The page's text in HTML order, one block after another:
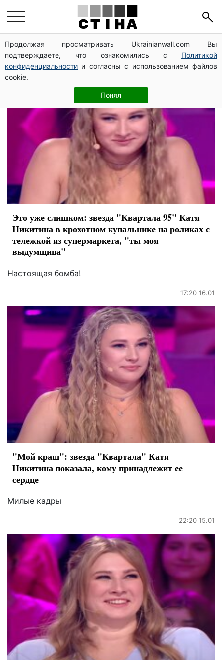
Продолжая просматривать Ukrainianwall.com Вы
подтверждаете, что ознакомились с Политикой
конфиденциальности и согласны с использованием файлов
cookie.
Понял
Катя Никитина
Это уже слишком: звезда "Квартала 95" Катя
Никитина в крохотном купальнике на роликах с
тележкой из супермаркета, "ты моя
выдумщица"
Настоящая бомба!
17:20 16.01
"Мой краш": звезда "Квартала" Катя
Никитина показала, кому принадлежит ее
сердце
Милые кадры
22:20 15.01